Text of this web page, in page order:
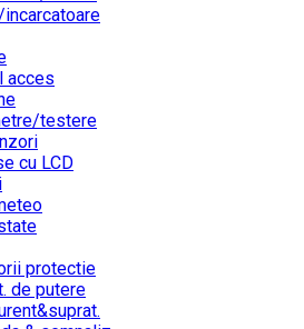
incarcatoare
acces
testere
cu LCD
protectie
de putere